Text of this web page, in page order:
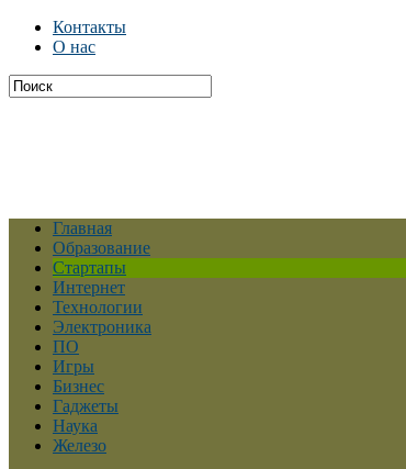
Контакты
О нас
Главная
Образование
Стартапы
Интернет
Технологии
Электроника
ПО
Игры
Бизнес
Гаджеты
Наука
Железо